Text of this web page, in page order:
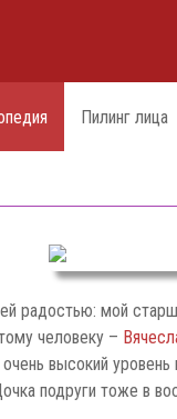
Пилинг лица
радостью: мой
человеку –
высокий
подруги тоже в